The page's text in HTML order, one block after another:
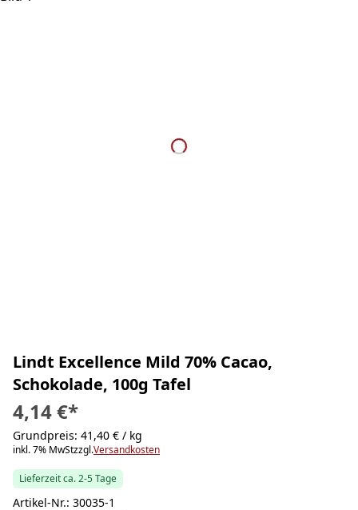
Lindt Excellence Mild 70% Cacao,
Schokolade, 100g Tafel
4,14 €*
Grundpreis: 41,40 € / kg
inkl. 7% MwStzzgl.Versandkosten
Lieferzeit ca. 2-5 Tage
Artikel-Nr.: 30035-1